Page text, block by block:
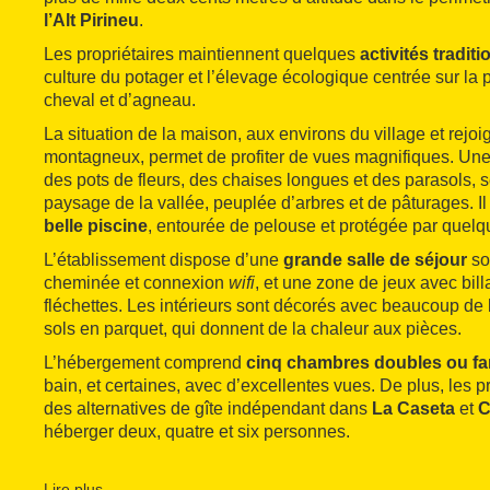
l’Alt Pirineu.
Les propriétaires maintiennent quelques activités
culture du potager et l’élevage écologique centrée sur la
cheval et d’agneau.
La situation de la maison, aux environs du village et
montagneux, permet de profiter de vues magnifiques. Une
des pots de fleurs, des chaises longues et des parasols,
paysage de la vallée, peuplée d’arbres et de pâturages.
belle piscine, entourée de pelouse et protégée par
L’établissement dispose d’une grande salle de séjour
cheminée et connexion wifi, et une zone de jeux avec
fléchettes. Les intérieurs sont décorés avec beaucoup de
sols en parquet, qui donnent de la chaleur aux pièces.
L’hébergement comprend cinq chambres doubles ou
bain, et certaines, avec d’excellentes vues. De plus, les
des alternatives de gîte indépendant dans La Caseta et
héberger deux, quatre et six personnes.